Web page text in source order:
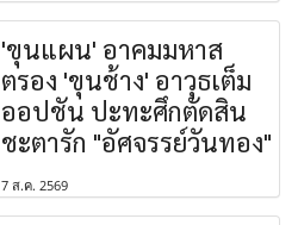
'ขุนแผน' อาคมมหาส
ตรอง 'ขุนช้าง' อาวุธเต็ม
ออปชัน ปะทะศึกตัดสิน
ชะตารัก "อัศจรรย์วันทอง"
7 ส.ค. 2569